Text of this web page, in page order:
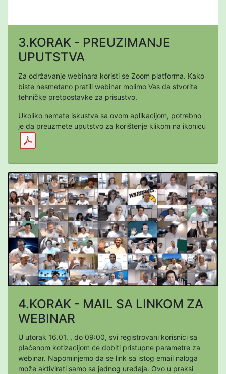
3.KORAK - PREUZIMANJE
UPUTSTVA
Za održavanje webinara koristi se Zoom platforma. Kako
biste nesmetano pratili webinar molimo Vas da stvorite
tehničke pretpostavke za prisustvo.
Ukoliko nemate iskustva sa ovom aplikacijom, potrebno
je da preuzmete uputstvo za korištenje klikom na ikonicu
4.KORAK - MAIL SA LINKOM ZA
WEBINAR
U utorak 16.01. , do 09:00, svi registrovani korisnici sa
plaćenom kotizacijom će dobiti pristupne parametre za
webinar. Napominjemo da se link sa istog email naloga
može aktivirati samo sa jednog uređaja. Ovo u praksi